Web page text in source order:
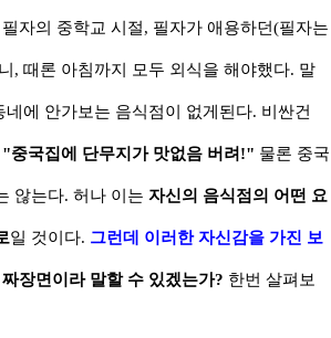
자의 중학교 시절, 필자가 애용하던(필자는
, 때론 아침까지 모두 외식을 해야했다. 말
에 안가보는 음식점이 없게된다. 비싼건
"중국집에 단무지가 맛없음 버려!" 물론 중국
않는다. 허나 이는 자신의 음식점의 어떤 요
일 것이다. 그런데 이러한 자신감을 가진 보
장면이라 말할 수 있겠는가? 한번 살펴보